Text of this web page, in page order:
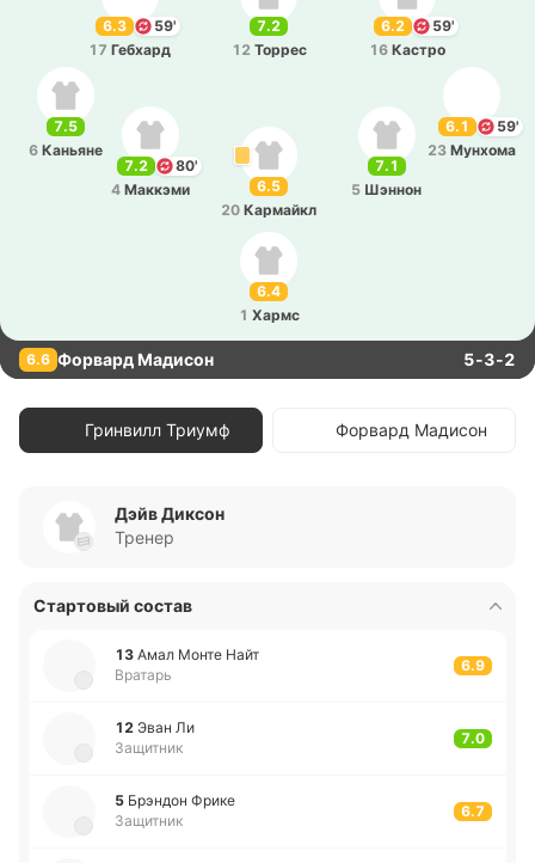
6.4
1 Хармс
6.1
59'
23 Му­нхо­ма
7.1
5 Шэннон
7.2
80'
4 Ма­ккэ­ми
6.5
20 Ка­рмайкл
7.5
6 Ка­нья­не
6.3
59'
17 Ге­бхард
7.2
12 Торрес
6.2
59'
16 Кастро
6.6 Форвард Мадисон 5-3-2
Гринвилл Триумф Форвард Мадисон
Дэйв Диксон
Тренер
Стартовый состав
13 Амал Монте Найт
Вратарь
6.9
12 Эван Ли
Защитник
7.0
5 Брэ­ндон Фрике
Защитник
6.7